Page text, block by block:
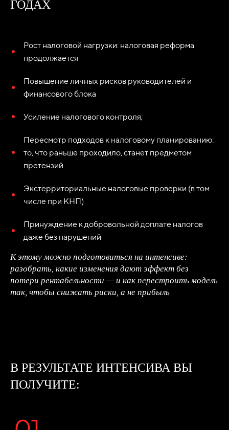
ГОДАХ
Рост налоговой нагрузки: налоговая реформа
продолжается
Повышение личных рисков руководителей и
финансового блока
Усиление налогового контроля;
Пересмотр подходов к налоговому планированию:
то, что раньше проходило, станет предметом
претензий
Экстерриториальные налоговые проверки (в том
числе при КНП)
Принуждение к добровольной доплате налогов
даже без нарушений
К этому можно подготовиться на интенсиве:
разобрать, какие изменения дают эффект без
потери рентабельности — и как перестроить модель
так, чтобы снижать риски, а не прибыль
В РЕЗУЛЬТАТЕ ИНТЕНСИВА ВЫ
ПОЛУЧИТЕ: